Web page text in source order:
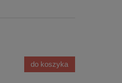
do koszyka